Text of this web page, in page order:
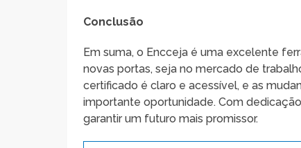
Conclusão
Em suma, o Encceja é uma excelente
novas portas, seja no mercado de
certificado é claro e acessível, e as
importante oportunidade. Com
garantir um futuro mais promissor.